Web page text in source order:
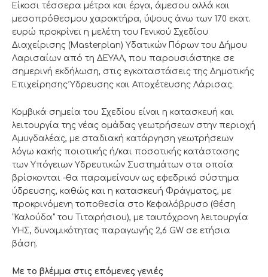
Είκοσι τέσσερα μέτρα και έργα, άμεσου αλλά και
μεσοπρόθεσμου χαρακτήρα, ύψους άνω των 170 εκατ.
ευρώ προκρίνει η μελέτη του Γενικού Σχεδίου
Διαχείρισης (Masterplan) Υδατικών Πόρων του Δήμου
Λαρισαίων από τη ΔΕΥΑΛ, που παρουσιάστηκε σε
σημερινή εκδήλωση, στις εγκαταστάσεις της Δημοτικής
Επιχείρησης Ύδρευσης και Αποχέτευσης Λάρισας.
Κομβικά σημεία του Σχεδίου είναι η κατασκευή και
λειτουργία της νέας ομάδας γεωτρήσεων στην περιοχή
Αμυγδαλέας, με σταδιακή κατάργηση γεωτρήσεων
λόγω κακής ποιοτικής ή/και ποσοτικής κατάστασης
των Υπόγειων Υδρευτικών Συστημάτων στα οποία
βρίσκονται -θα παραμείνουν ως εφεδρικό σύστημα
ύδρευσης, καθώς και η κατασκευή Φράγματος, με
προκρινόμενη τοποθεσία στο Κεφαλόβρυσο (θέση
“Καλούδα” του Τιταρήσιου), με ταυτόχρονη λειτουργία
ΥΗΣ, δυναμικότητας παραγωγής 2,6 GW σε ετήσια
βάση.
Με το βλέμμα στις επόμενες γενιές